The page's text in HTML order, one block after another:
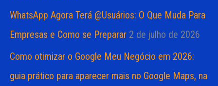
WhatsApp Agora Terá @Usuários: O Que Muda Para
Empresas e Como se Preparar 2 de julho de 2026
Como otimizar o Google Meu Negócio em 2026:
guia prático para aparecer mais no Google Maps, na